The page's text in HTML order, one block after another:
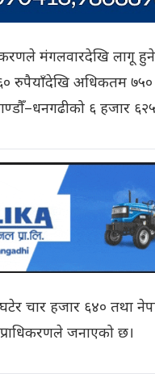
मंगलवारदेखि लागू
रुपैयाँदेखि अधिकतम
६ हजार
चार हजार ६४० तथा
जनाएको छ।